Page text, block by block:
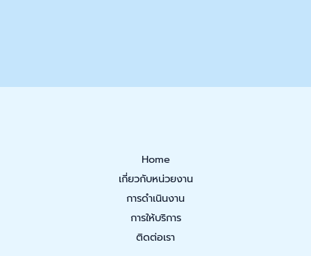
Home
เกี่ยวกับหน่วยงาน
การดำเนินงาน
การให้บริการ
ติดต่อเรา